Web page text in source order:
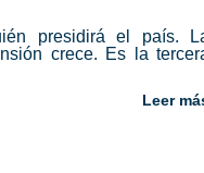
presidirá el país.
crece. Es la
Leer